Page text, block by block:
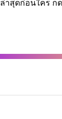
สุดก่อนใคร กด